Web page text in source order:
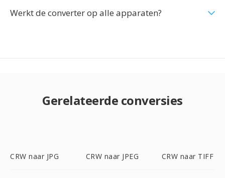
Werkt de converter op alle apparaten?
Gerelateerde conversies
CRW naar JPG CRW naar JPEG CRW naar TIFF